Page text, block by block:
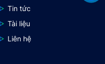
Tin tức
Tài liệu
Liên hệ